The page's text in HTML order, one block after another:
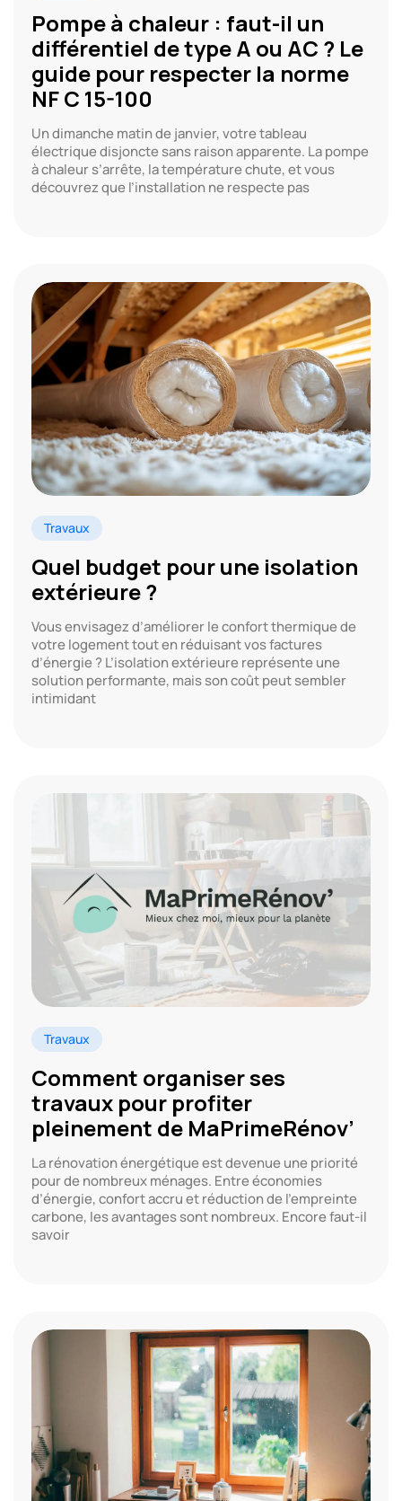
Pompe à chaleur : faut-il un
différentiel de type A ou AC ? Le
guide pour respecter la norme
NF C 15-100
Un dimanche matin de janvier, votre tableau
électrique disjoncte sans raison apparente. La pompe
à chaleur s’arrête, la température chute, et vous
découvrez que l’installation ne respecte pas
Travaux
Quel budget pour une isolation
extérieure ?
Vous envisagez d’améliorer le confort thermique de
votre logement tout en réduisant vos factures
d’énergie ? L’isolation extérieure représente une
solution performante, mais son coût peut sembler
intimidant
Travaux
Comment organiser ses
travaux pour profiter
pleinement de MaPrimeRénov’
La rénovation énergétique est devenue une priorité
pour de nombreux ménages. Entre économies
d’énergie, confort accru et réduction de l’empreinte
carbone, les avantages sont nombreux. Encore faut-il
savoir